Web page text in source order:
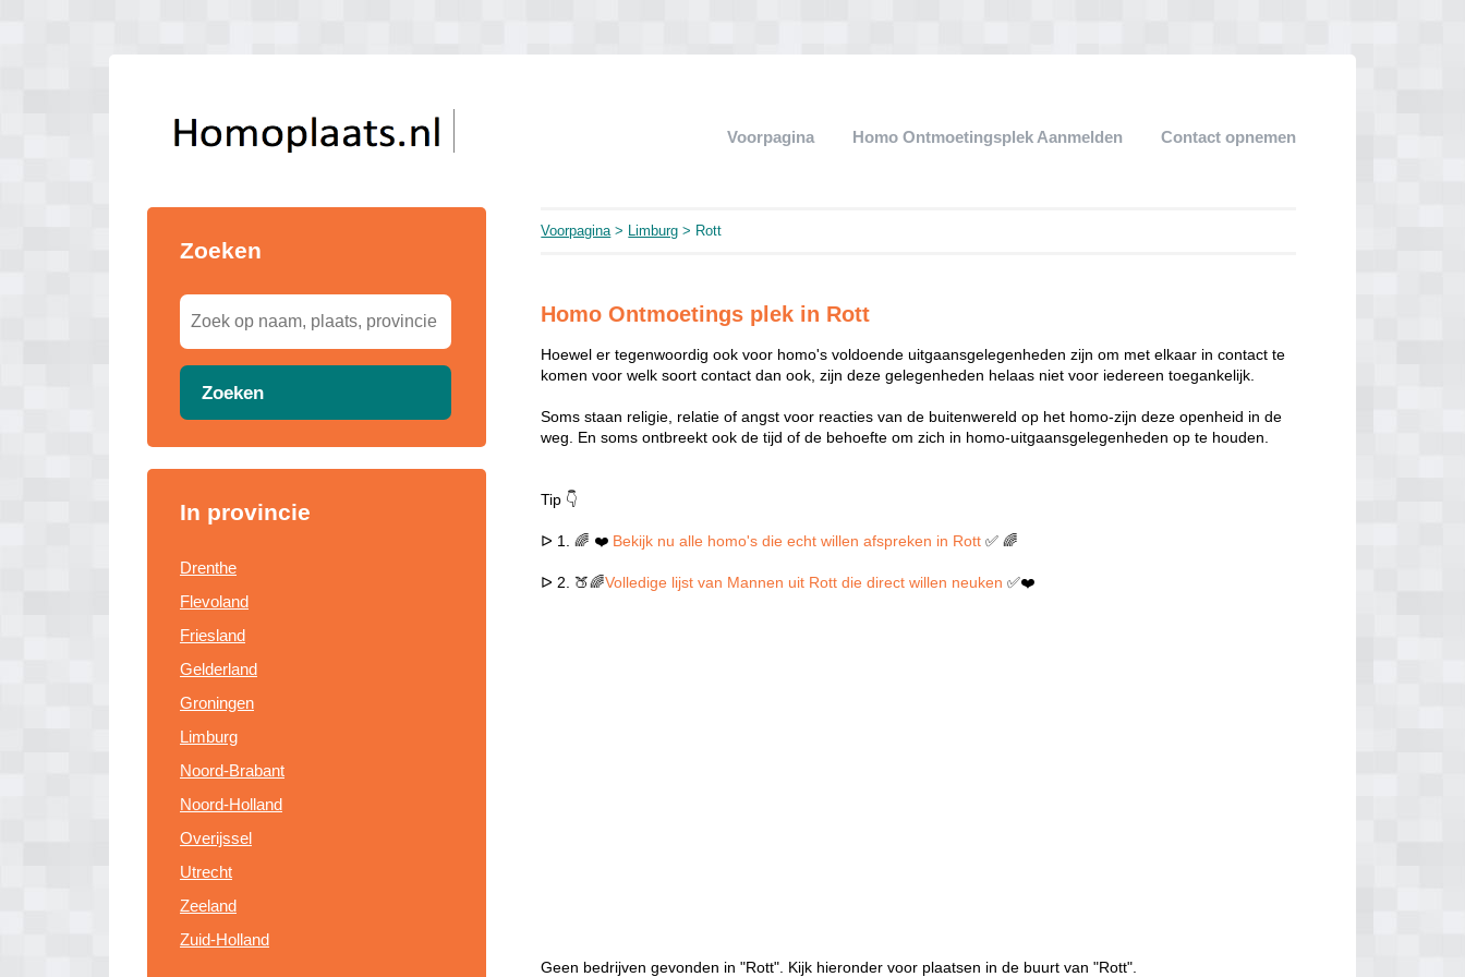
Voorpagina Homo Ontmoetingsplek Aanmelden Contact opnemen
Zoeken
Zoeken
In provincie
Drenthe
Flevoland
Friesland
Gelderland
Groningen
Limburg
Noord-Brabant
Noord-Holland
Overijssel
Utrecht
Zeeland
Zuid-Holland
Voorpagina> Limburg > Rott
Homo Ontmoetings plek in Rott
Hoewel er tegenwoordig ook voor homo's voldoende uitgaansgelegenheden zijn om met elkaar in contact te
komen voor welk soort contact dan ook, zijn deze gelegenheden helaas niet voor iedereen toegankelijk.
Soms staan religie, relatie of angst voor reacties van de buitenwereld op het homo-zijn deze openheid in de
weg. En soms ontbreekt ook de tijd of de behoefte om zich in homo-uitgaansgelegenheden op te houden.
Tip 👇
ᐅ 1. 🌈 ❤️ Bekijk nu alle homo's die echt willen afspreken in Rott ✅ 🌈
ᐅ 2. 🍑🌈Volledige lijst van Mannen uit Rott die direct willen neuken✅❤️
Geen bedrijven gevonden in "Rott". Kijk hieronder voor plaatsen in de buurt van "Rott".